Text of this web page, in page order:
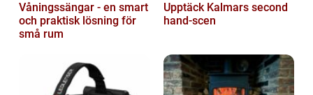
Våningssängar - en smart
och praktisk lösning för
små rum
Upptäck Kalmars second
hand-scen